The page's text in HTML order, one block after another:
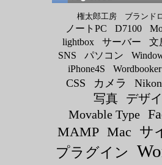
権太郎工房 ブランド
ノートPC D7100
lightbox
サーバー 文
SNS
パソコン
iPhone4S
Wordbooker
CSS
カメラ Nikon
写真
デザ
Movable Type
MAMP Mac
サ
プラグイン